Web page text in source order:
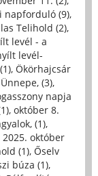
napforduló (9),
Telihold (2),
levél - a
levél-
, Ökörhajcsár
(3),
napja
, október 8.
(1),
október
(1), Őselv
búza (1),